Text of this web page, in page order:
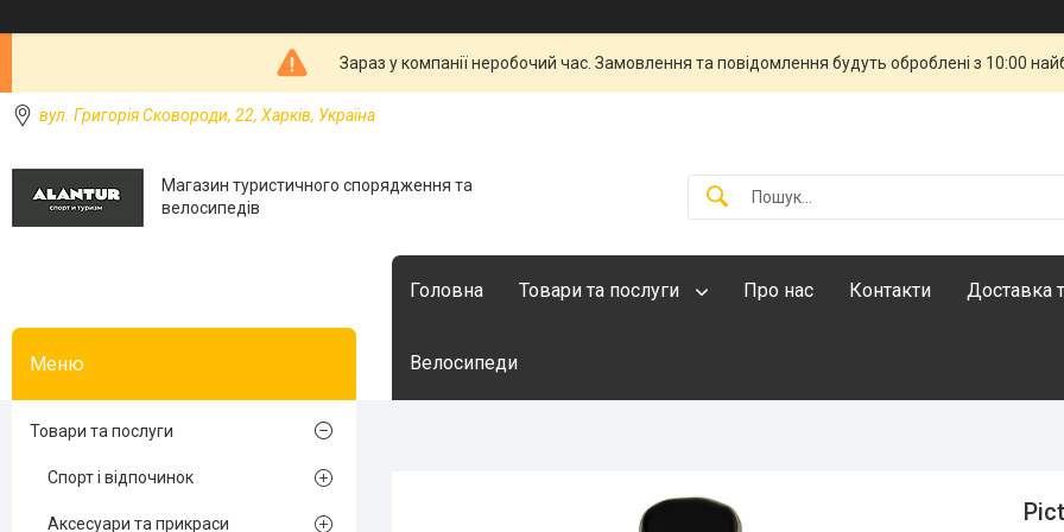
Зараз у компанії неробочий час. Замовлення та повідомлення будуть оброблені з 10:00
вул. Григорія Сковороди, 22, Харків, Україна
Магазин туристичного спорядження та
велосипедів
Головна Товари та послуги Про нас Контакти Доставка
Велосипеди
Товари та послуги
Спорт і відпочинок
Аксесуари та прикраси